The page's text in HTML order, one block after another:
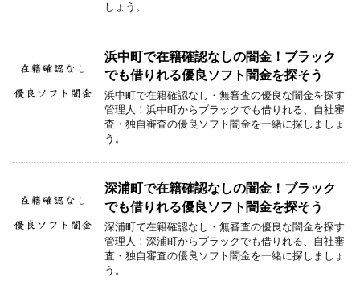
しょう。
浜中町で在籍確認なしの闇金！ブラック
でも借りれる優良ソフト闇金を探そう
浜中町で在籍確認なし・無審査の優良な闇金を探す
管理人！浜中町からブラックでも借りれる、自社審
査・独自審査の優良ソフト闇金を一緒に探しましょ
う。
深浦町で在籍確認なしの闇金！ブラック
でも借りれる優良ソフト闇金を探そう
深浦町で在籍確認なし・無審査の優良な闇金を探す
管理人！深浦町からブラックでも借りれる、自社審
査・独自審査の優良ソフト闇金を一緒に探しましょ
う。